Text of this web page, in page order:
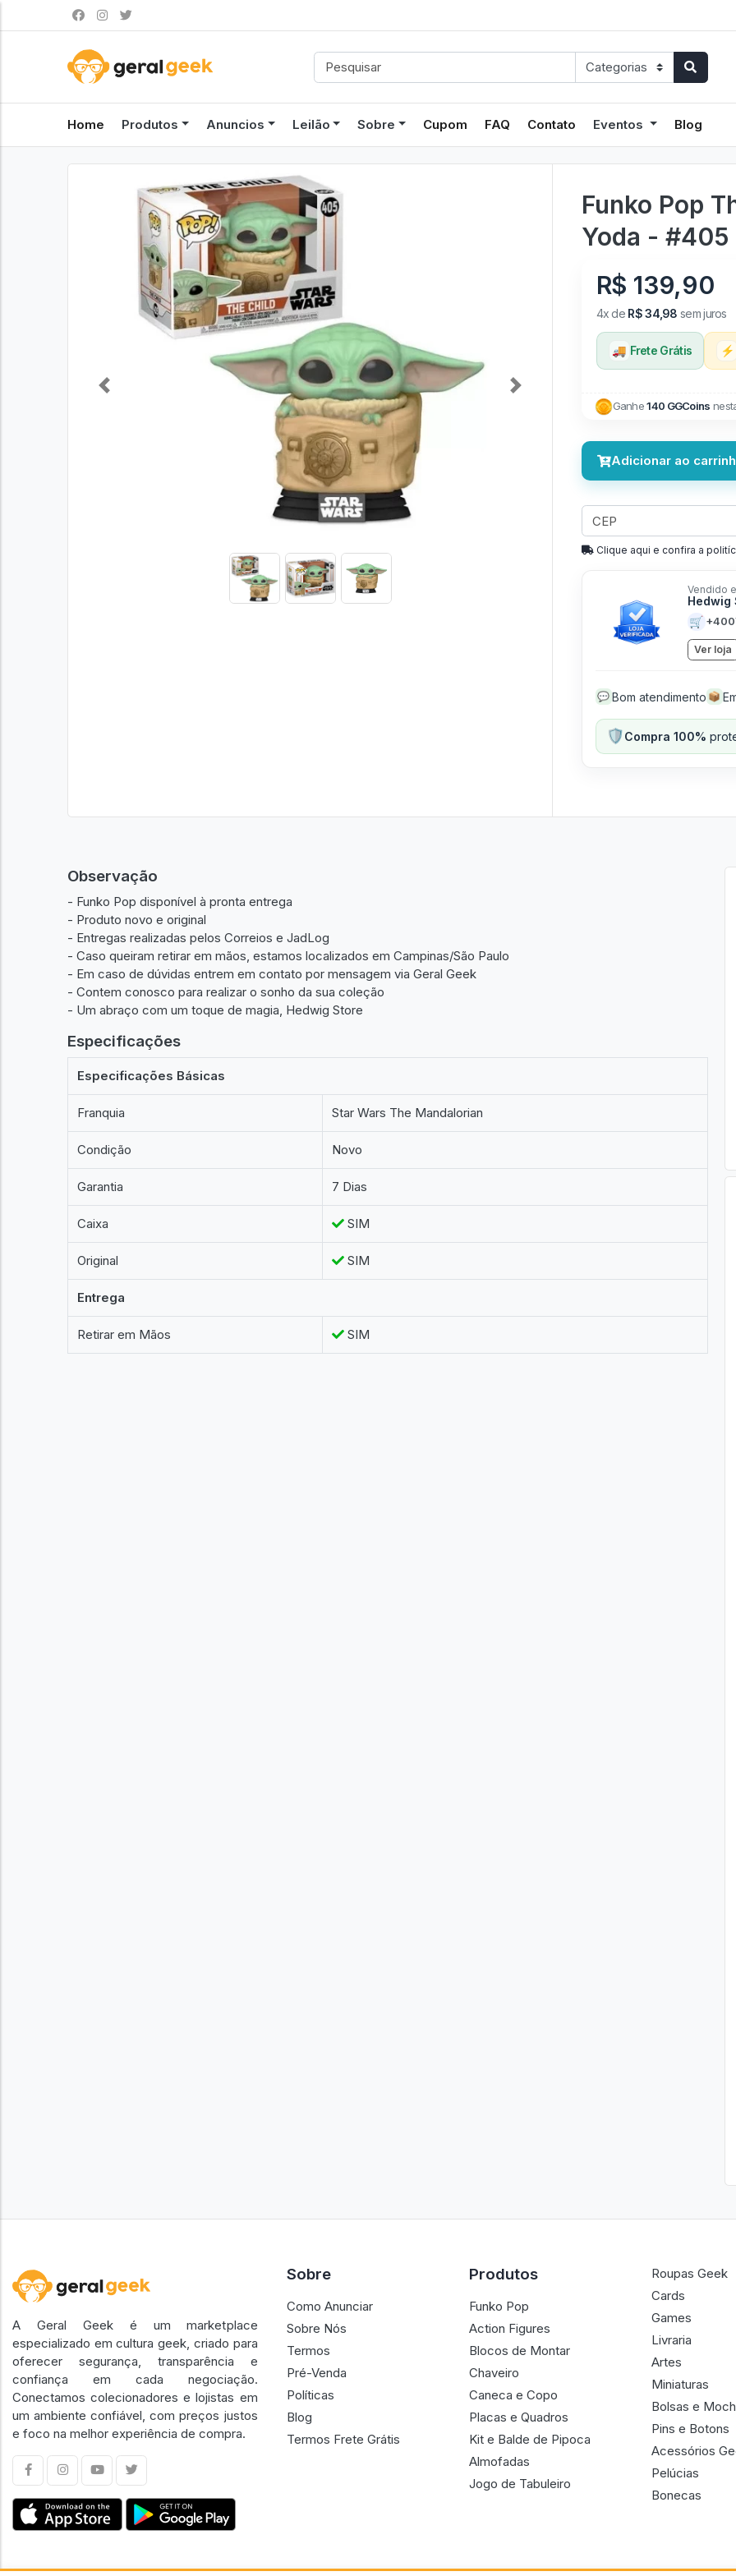
Home Produtos Anuncios Leilão Sobre Cupom FAQ Contato Eventos Blog
Previous Next
Funko Pop
Yoda - #405
R$ 139,90
4x de R$ 34,98 sem juros
🚚 Frete Grátis ⚡
Ganhe140 GGCoins
Adicionar ao
Clique aqui e confira a
Vendido
🛒 +400
Ver loja
💬 Bom atendimento 📦
🛡️Compra 100%
Observação
- Funko Pop disponível à pronta entrega
- Produto novo e original
- Entregas realizadas pelos Correios e JadLog
- Caso queiram retirar em mãos, estamos localizados em Campinas/São Paulo
- Em caso de dúvidas entrem em contato por mensagem via Geral Geek
- Contem conosco para realizar o sonho da sua coleção
- Um abraço com um toque de magia, Hedwig Store
Especificações
Especificações Básicas
Franquia Star Wars The Mandalorian
Condição Novo
Garantia 7 Dias
Caixa SIM
Original SIM
Entrega
Retirar em Mãos SIM
A Geral Geek é um marketplace
especializado em cultura geek, criado para
oferecer segurança, transparência e
confiança em cada negociação.
Conectamos colecionadores e lojistas em
um ambiente confiável, com preços justos
e foco na melhor experiência de compra.
Sobre
Como Anunciar
Sobre Nós
Termos
Pré-Venda
Políticas
Blog
Termos Frete Grátis
Produtos
Funko Pop
Action Figures
Blocos de Montar
Chaveiro
Caneca e Copo
Placas e Quadros
Kit e Balde de Pipoca
Almofadas
Jogo de Tabuleiro
Roupas Geek
Cards
Games
Livraria
Artes
Miniaturas
Bolsas e
Pins e Botons
Acessórios
Pelúcias
Bonecas